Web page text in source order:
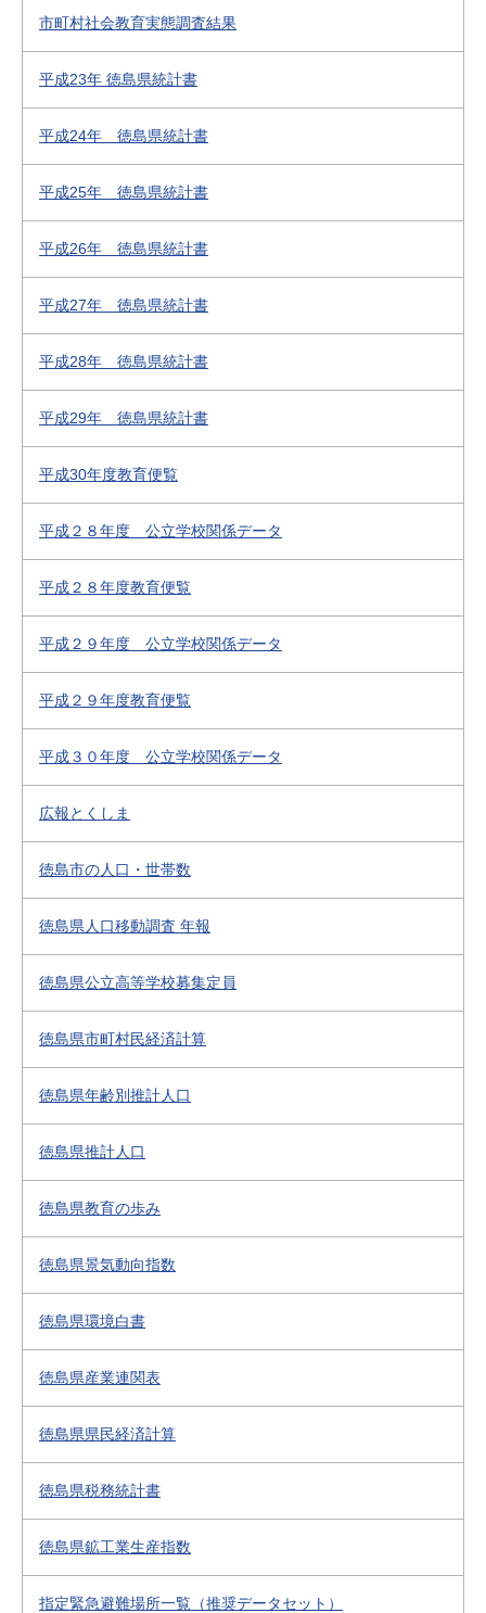
市町村社会教育実態調査結果
平成23年 徳島県統計書
平成24年 徳島県統計書
平成25年 徳島県統計書
平成26年 徳島県統計書
平成27年 徳島県統計書
平成28年 徳島県統計書
平成29年 徳島県統計書
平成30年度教育便覧
平成２８年度 公立学校関係データ
平成２８年度教育便覧
平成２９年度 公立学校関係データ
平成２９年度教育便覧
平成３０年度 公立学校関係データ
広報とくしま
徳島市の人口・世帯数
徳島県人口移動調査 年報
徳島県公立高等学校募集定員
徳島県市町村民経済計算
徳島県年齢別推計人口
徳島県推計人口
徳島県教育の歩み
徳島県景気動向指数
徳島県環境白書
徳島県産業連関表
徳島県県民経済計算
徳島県税務統計書
徳島県鉱工業生産指数
指定緊急避難場所一覧（推奨データセット）